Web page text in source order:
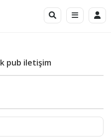
pub iletişim